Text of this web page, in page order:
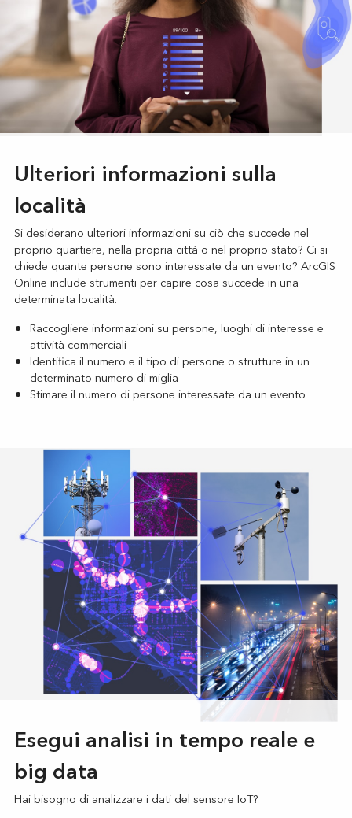
Ulteriori informazioni sulla
località
Si desiderano ulteriori informazioni su ciò che succede nel
proprio quartiere, nella propria città o nel proprio stato? Ci si
chiede quante persone sono interessate da un evento? ArcGIS
Online include strumenti per capire cosa succede in una
determinata località.
Raccogliere informazioni su persone, luoghi di interesse e
attività commerciali
Identifica il numero e il tipo di persone o strutture in un
determinato numero di miglia
Stimare il numero di persone interessate da un evento
Esegui analisi in tempo reale e
big data
Hai bisogno di analizzare i dati del sensore IoT?